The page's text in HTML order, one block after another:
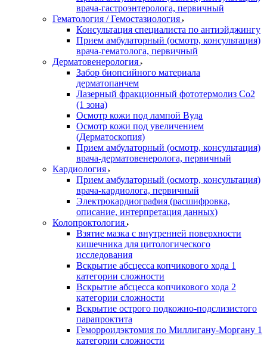
врача-гастроэнтеролога, первичный
Гематология / Гемостазиология
Консультация специалиста по антиэйджингу
Прием амбулаторный (осмотр, консультация)
врача-гематолога, первичный
Дерматовенерология
Забор биопсийного материала
дерматопанчем
Лазерный фракционный фототермолиз Со2
(1 зона)
Осмотр кожи под лампой Вуда
Осмотр кожи под увеличением
(Дерматоскопия)
Прием амбулаторный (осмотр, консультация)
врача-дерматовенеролога, первичный
Кардиология
Прием амбулаторный (осмотр, консультация)
врача-кардиолога, первичный
Электрокардиография (расшифровка,
описание, интерпретация данных)
Колопроктология
Взятие мазка с внутренней поверхности
кишечника для цитологического
исследования
Вскрытие абсцесса копчикового хода 1
категории сложности
Вскрытие абсцесса копчикового хода 2
категории сложности
Вскрытие острого подкожно-подслизистого
парапроктита
Геморроидэктомия по Миллигану-Моргану 1
категории сложности